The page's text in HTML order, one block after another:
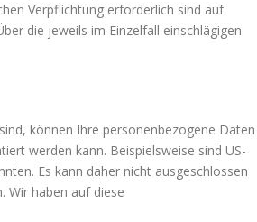
Verpflichtung erforderlich sind auf
die jeweils im Einzelfall einschlägigen
können Ihre personenbezogene Daten
werden kann. Beispielsweise sind US-
Es kann daher nicht ausgeschlossen
Wir haben auf diese